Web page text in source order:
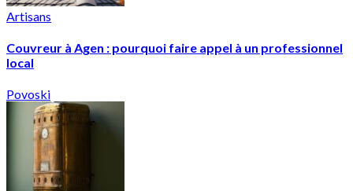
Artisans
Couvreur à Agen : pourquoi faire appel à un professionnel
local
Povoski